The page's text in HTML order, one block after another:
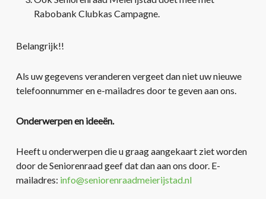
Rabobank Clubkas Campagne.
Belangrijk!!
Als uw gegevens veranderen vergeet dan niet uw nieuwe
telefoonnummer en e-mailadres door te geven aan ons.
Onderwerpen en ideeën.
Heeft u onderwerpen die u graag aangekaart ziet worden
door de Seniorenraad geef dat dan aan ons door. E-
mailadres: info@seniorenraadmeierijstad.nl